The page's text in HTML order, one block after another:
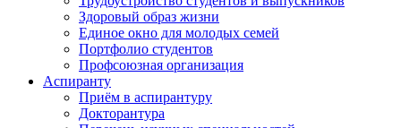
Здоровый образ жизни
Единое окно для молодых семей
Портфолио студентов
Профсоюзная организация
Аспиранту
Приём в аспирантуру
Докторантура